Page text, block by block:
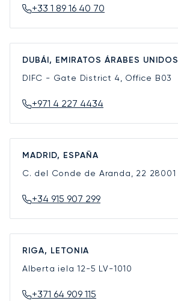
+33 1 89 16 40 70
DUBÁI, EMIRATOS ÁRABES UNIDOS
DIFC - Gate District 4, Office B03
+971 4 227 4434
MADRID, ESPAÑA
C. del Conde de Aranda, 22 28001
+34 915 907 299
RIGA, LETONIA
Alberta iela 12-5 LV-1010
+371 64 909 115